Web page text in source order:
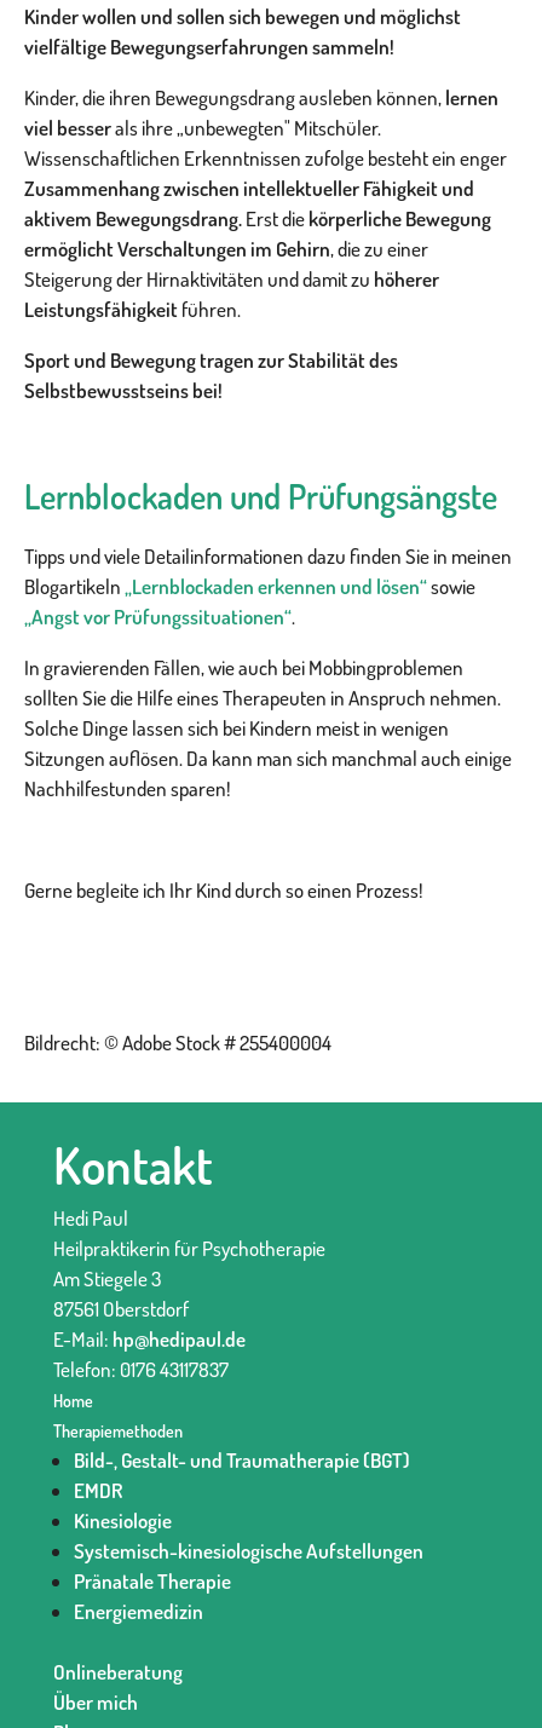
Kinder wollen und sollen sich bewegen und möglichst
vielfältige Bewegungserfahrungen sammeln!
Kinder, die ihren Bewegungsdrang ausleben können,lernen
viel besserals ihre „unbewegten" Mitschüler.
Wissenschaftlichen Erkenntnissen zufolge besteht ein enger
Zusammenhang zwischen intellektueller Fähigkeit und
aktivem Bewegungsdrang.Erst diekörperliche Bewegung
ermöglicht Verschaltungen im Gehirn, die zu einer
Steigerung der Hirnaktivitäten und damit zu höherer
Leistungsfähigkeitführen.
Sport und Bewegung tragen zur Stabilität des
Selbstbewusstseins bei!
Lernblockaden und Prüfungsängste
Tipps und viele Detailinformationen dazu finden Sie in meinen
Blogartikeln „Lernblockaden erkennen und lösen“sowie
„Angst vor Prüfungssituationen“.
In gravierenden Fällen, wie auch bei Mobbingproblemen
sollten Sie die Hilfe eines Therapeuten in Anspruch nehmen.
Solche Dinge lassen sich bei Kindern meist in wenigen
Sitzungen auflösen. Da kann man sich manchmal auch einige
Nachhilfestunden sparen!
Gerne begleite ich Ihr Kind durch so einen Prozess!
Bildrecht: © Adobe Stock # 255400004
Kontakt
Hedi Paul
Heilpraktikerin für Psychotherapie
Am Stiegele 3
87561 Oberstdorf
E-Mail: hp@hedipaul.de
Telefon: 0176 43117837‬
Home
Therapiemethoden
Bild-, Gestalt- und Traumatherapie (BGT)
EMDR
Kinesiologie
Systemisch-kinesiologische Aufstellungen
Pränatale Therapie
Energiemedizin
Onlineberatung
Über mich